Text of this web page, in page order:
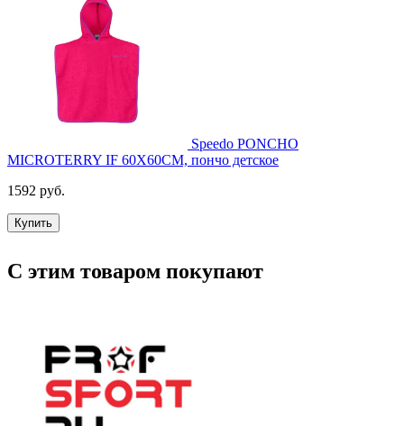
Speedo PONCHO
MICROTERRY IF 60X60CM, пончо детское
1592 руб.
Купить
С этим товаром покупают